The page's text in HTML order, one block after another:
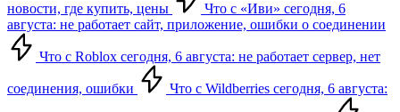
новости, где купить, цены
Что с «Иви» сегодня, 6
августа: не работает сайт, приложение, ошибки о соединении
Что с Roblox сегодня, 6 августа: не работает сервер, нет
соединения, ошибки Что с Wildberries сегодня, 6 августа: